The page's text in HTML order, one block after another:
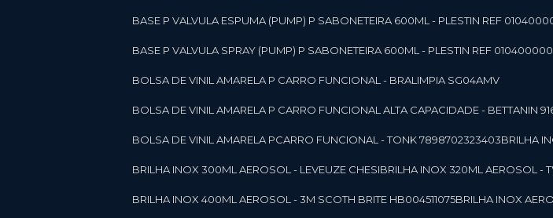
BASE P VALVULA ESPUMA (PUMP) P SABONETEIRA 600ML - PLESTIN REF
BASE P VALVULA SPRAY (PUMP) P SABONETEIRA 600ML - PLESTIN REF
BOLSA DE VINIL AMARELA P CARRO FUNCIONAL - BRALIMPIA SG04AMV
BOLSA DE VINIL AMARELA P CARRO FUNCIONAL ALTA CAPACIDADE - BETTANIN
BOLSA DE VINIL AMARELA PCARRO FUNCIONAL - TONK 7898702323403 BRILHA
BRILHA INOX 300ML AEROSOL - LEVEUZE CHESI BRILHA INOX 320ML AEROSOL -
BRILHA INOX 400ML AEROSOL - 3M SCOTH BRITE HB004511075 BRILHA INOX